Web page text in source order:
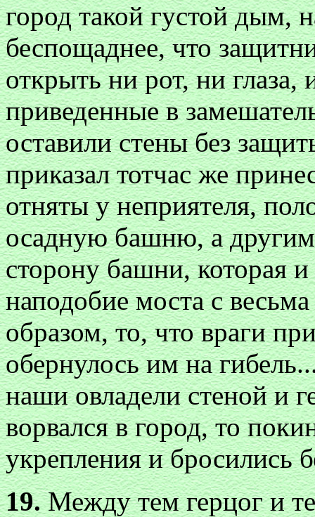
город такой густой дым,
беспощаднее, что
открыть ни рот, ни
приведенные в
оставили стены без
приказал тотчас же
отняты у неприятеля,
осадную башню, а
сторону башни, которая и
наподобие моста с
образом, то, что враги
обернулось им на
наши овладели стеной и
ворвался в город, то
укрепления и бросились
19.Между тем герцог и